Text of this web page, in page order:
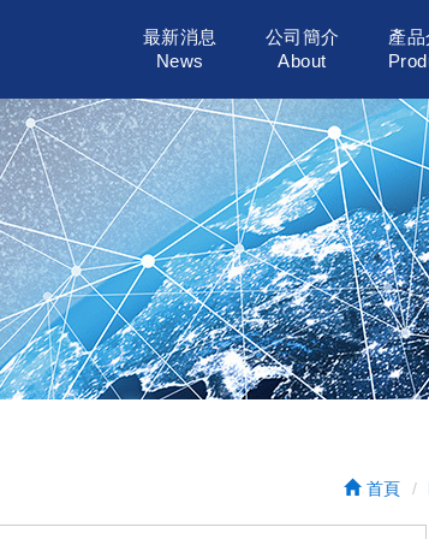
最新消息
News
公司簡介
About
產
首頁